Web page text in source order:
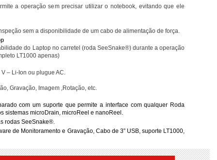
a operação sem precisar utilizar o notebook, evitando que ele
sem a disponibilidade de um cabo de alimentação de força.
do Laptop no carretel (roda SeeSnake®) durante a operação
LT1000 apenas)
– Li-Ion ou plugue AC.
Gravação, Imagem ,Rotação, etc.
com um suporte que permite a interface com qualquer Roda
sistemas microDrain, microReel e nanoReel.
rodas SeeSnake®.
de Monitoramento e Gravação, Cabo de 3” USB, suporte LT1000,